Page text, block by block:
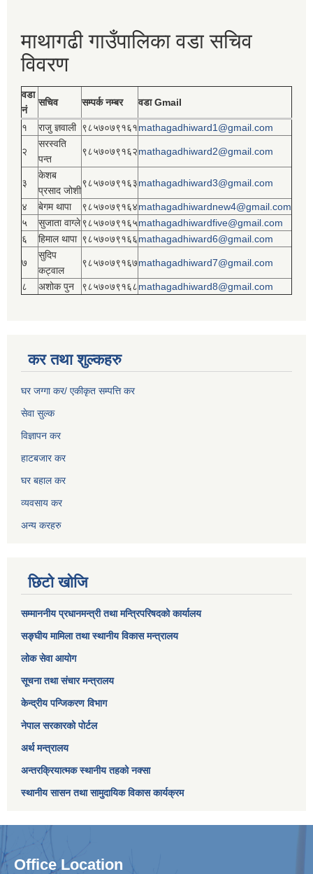
माथागढी गाउँपालिका वडा सचिव
विवरण
वडा
नं
सचिव सम्पर्क नम्बर वडा Gmail
१ राजु ज्ञवाली ९८५७०७९१६१mathagadhiward1@gmail.com
२
सरस्वति
पन्त
९८५७०७९१६२mathagadhiward2@gmail.com
३
केशब
प्रसाद जोशी
९८५७०७९१६३mathagadhiward3@gmail.com
४ बेगम थापा ९८५७०७९१६४mathagadhiwardnew4@gmail.com
५
सुजाता वाग्ले९८५७०७९१६५mathagadhiwardfive@gmail.com
६
हिमाल थापा ९८५७०७९१६६mathagadhiward6@gmail.com
७
सुदिप
कट्वाल
९८५७०७९१६७mathagadhiward7@gmail.com
८ अशोक पुन ९८५७०७९१६८mathagadhiward8@gmail.com
कर तथा शुल्कहरु
घर जग्गा कर/ एकीकृत सम्पत्ति कर
सेवा सुल्क
विज्ञापन कर
हाटबजार कर
घर बहाल कर
व्यवसाय कर
अन्य करहरु
छिटो खोजि
सम्माननीय प्रधानमन्त्री तथा मन्त्रिपरिषद‌को कार्यालय
सङ्घीय मामिला तथा स्थानीय विकास मन्त्रालय
लोक सेवा आयोग
सूचना तथा संचार मन्त्रालय
केन्द्रीय पन्जिकरण विभाग
नेपाल सरकारको पोर्टल
अर्थ मन्त्रालय
अन्तरक्रियात्मक स्थानीय तहको नक्सा
स्थानीय सासन तथा सामुदायिक विकास कार्यक्रम
Office Location